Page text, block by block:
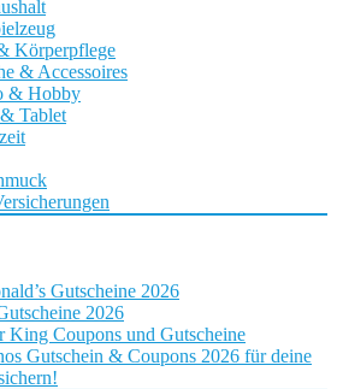
Körperpflege
& Accessoires
& Hobby
Tablet
Gutscheine 2026
2026
King Coupons und Gutscheine
Gutschein & Coupons 2026 für deine